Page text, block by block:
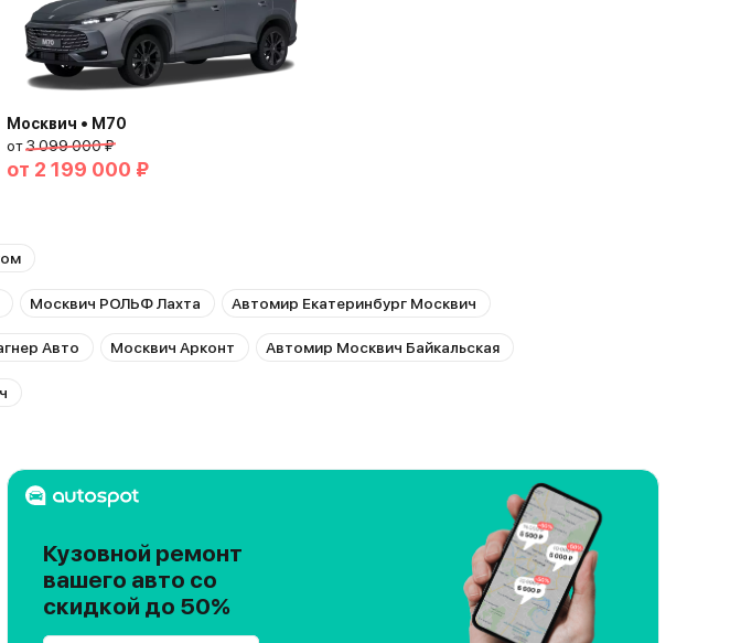
Москвич • М70
от3 099 000 ₽
от 2 199 000 ₽
Москвич РОЛЬФ Лахта Автомир Екатеринбург Москвич
Авто Москвич Арконт Автомир Москвич Байкальская
Кузовной ремонт
вашего авто со
скидкой до 50%